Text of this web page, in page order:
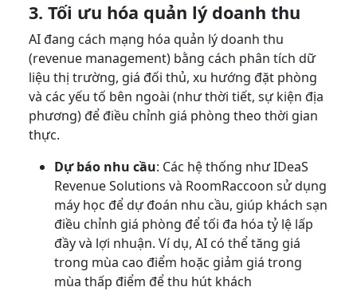
3. Tối ưu hóa quản lý doanh thu
AI đang cách mạng hóa quản lý doanh thu
(revenue management) bằng cách phân tích dữ
liệu thị trường, giá đối thủ, xu hướng đặt phòng
và các yếu tố bên ngoài (như thời tiết, sự kiện địa
phương) để điều chỉnh giá phòng theo thời gian
thực.
Dự báo nhu cầu: Các hệ thống như IDeaS
Revenue Solutions và RoomRaccoon sử dụng
máy học để dự đoán nhu cầu, giúp khách sạn
điều chỉnh giá phòng để tối đa hóa tỷ lệ lấp
đầy và lợi nhuận. Ví dụ, AI có thể tăng giá
trong mùa cao điểm hoặc giảm giá trong
mùa thấp điểm để thu hút khách